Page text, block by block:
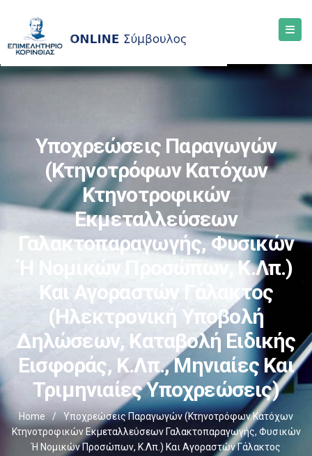
Υποχρεώσεις Παραγωγών
(κτηνοτρόφων Κατόχων
Κτηνοτροφικών
Εκμεταλλεύσεων
Γαλακτοπαραγωγής, Φυσικών
Ή Νομικών Προσώπων, Κ.λπ.)
Και Αγοραστών Γάλακτος
(ηλεκτρονική Υποβολή
Δηλώσεων, Καταβολή Ειδικής
Εισφοράς, Κ.λπ., Μηνιαίες Και
Τριμηνιαίες Υποχρεώσεις)
Home /
Υποχρεώσεις Παραγωγών (κτηνοτρόφων Κατόχων
Κτηνοτροφικών Εκμεταλλεύσεων Γαλακτοπαραγωγής, Φυσικών
Ή Νομικών Προσώπων, Κ.λπ.) Και Αγοραστών Γάλακτος